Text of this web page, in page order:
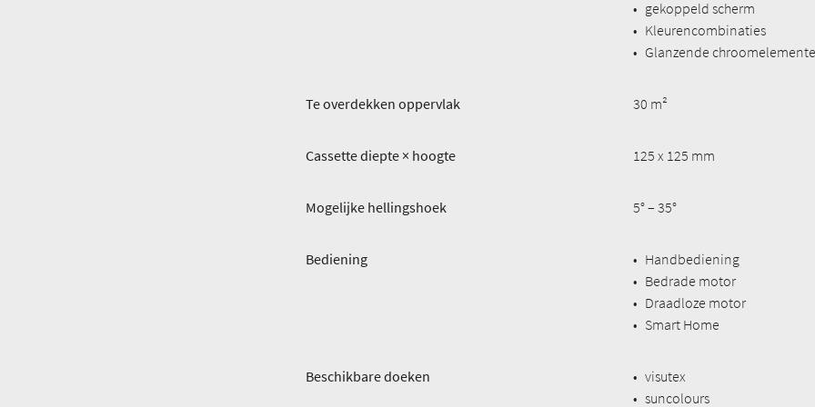
• gekoppeld scherm
• Kleurencombinaties
• Glanzende
Te overdekken oppervlak 30 m²
Cassette diepte × hoogte 125 x 125 mm
Mogelijke hellingshoek 5° – 35°
Bediening • Handbediening
• Bedrade motor
• Draadloze motor
• Smart Home
Beschikbare doeken • visutex
• suncolours